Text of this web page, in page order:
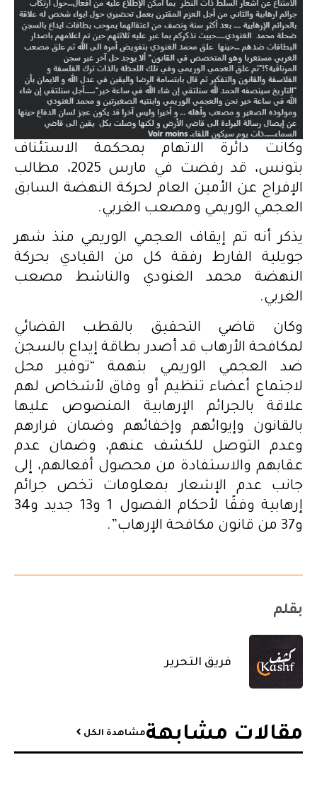
وكانت دائرة الاتهام بمحكمة الاستئناف
بتونس، قد رفضت في مارس 2025، مطالب
الإفراج عن الأمين العام لحركة النهضة السابق
العجمي الوريمي ومصعب الغربي.
يذكر أنه تم إيقاف العجمي الوريمي منذ شهر
جويلية الفارط رفقة كل من القيادي بحركة
النهضة محمد الغنودي والناشط مصعب
الغربي.
وكان قاضي التحقيق بالقطب القضائي
لمكافحة الأرهاب قد أصدر بطاقة إيداع بالسجن
ضد العجمي الوريمي بتهمة “توفير محل
لاجتماع أعضاء تنظيم أو وفاق لأشخاص لهم
علاقة بالجرائم الإرهابية المنصوص عليها
بالقانون وإيوائهم وإخفائهم وضمان فرارهم
وعدم التوصل للكشف عنهم، وضمان عدم
عقابهم والاستفادة من محصول أفعالهم، إلى
جانب عدم الإشعار بمعلومات تخص جرائم
إرهابية وفقًا لأحكام الفصول 1 و13 جديد و34
و37 من قانون مكافحة الإرهاب”.
بقلم
فريق التحرير
مقالات مشابهة​مشاهدة الكل